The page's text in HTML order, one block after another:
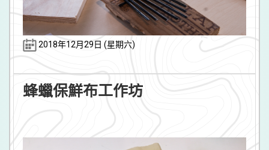
2018年12月29日 (星期六)
蜂蠟保鮮布工作坊